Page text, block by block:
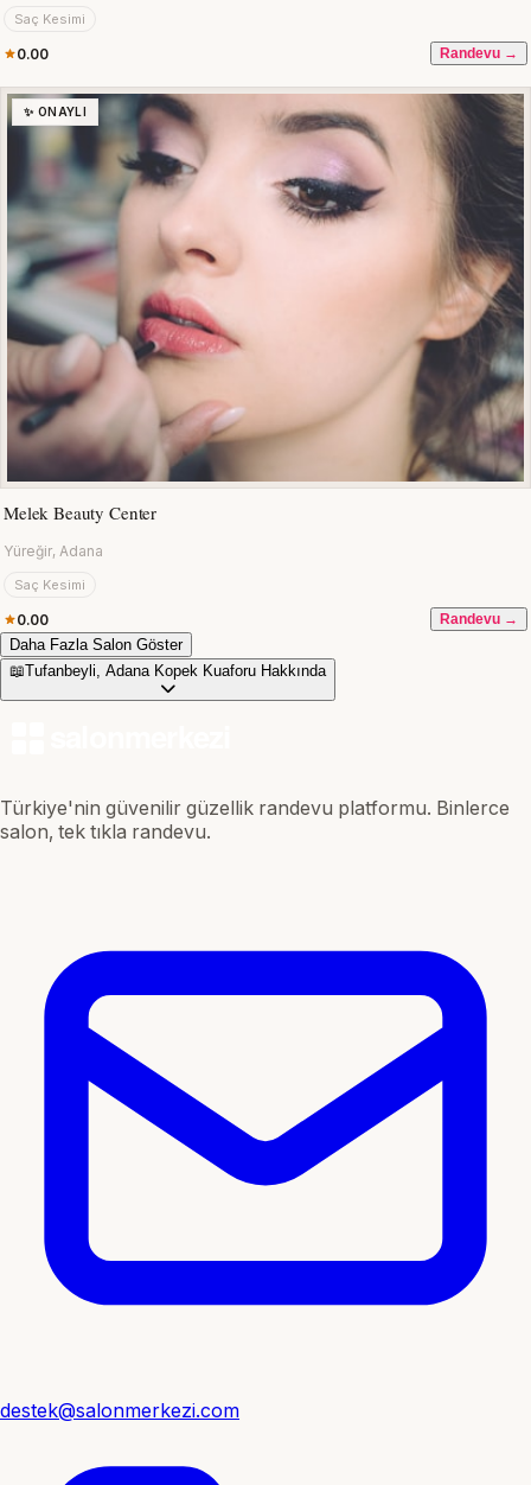
Saç Kesimi
0.00 Randevu →
✨ ONAYLI
Melek Beauty Center
Yüreğir, Adana
Saç Kesimi
0.00 Randevu →
Daha Fazla Salon Göster
📖Tufanbeyli, Adana Kopek Kuaforu Hakkında
Türkiye'nin güvenilir güzellik randevu platformu. Binlerce
salon, tek tıkla randevu.
destek@salonmerkezi.com